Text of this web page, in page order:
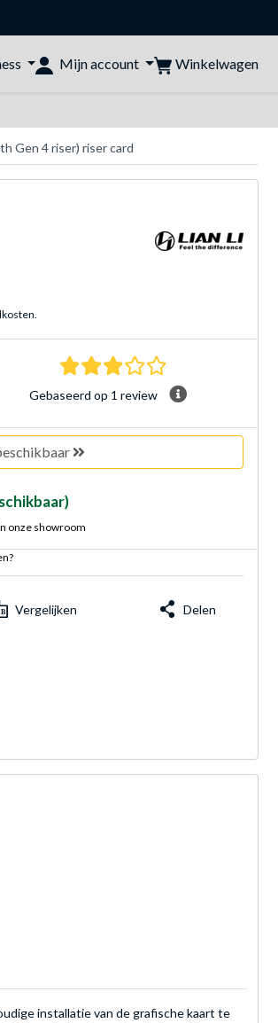
Mijn account Winkelwagen
Gen 4 riser) riser card
3.0 sterren
Gebaseerd op 1 review
onze showroom
Vergelijken Delen
installatie van de grafische kaart te